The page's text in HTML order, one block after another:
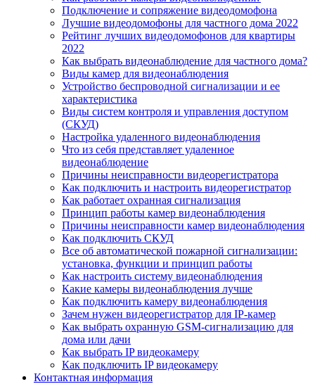
Подключение и сопряжение видеодомофона
Лучшие видеодомофоны для частного дома 2022
Рейтинг лучших видеодомофонов для квартиры
2022
Как выбрать видеонаблюдение для частного дома?
Виды камер для видеонаблюдения
Устройство беспроводной сигнализации и ее
характеристика
Виды систем контроля и управления доступом
(СКУД)
Настройка удаленного видеонаблюдения
Что из себя представляет удаленное
видеонаблюдение
Причины неисправности видеорегистратора
Как подключить и настроить видеорегистратор
Как работает охранная сигнализация
Принцип работы камер видеонаблюдения
Причины неисправности камер видеонаблюдения
Как подключить СКУД
Все об автоматической пожарной сигнализации:
установка, функции и принцип работы
Как настроить систему видеонаблюдения
Какие камеры видеонаблюдения лучше
Как подключить камеру видеонаблюдения
Зачем нужен видеорегистратор для IP-камер
Как выбрать охранную GSM-сигнализацию для
дома или дачи
Как выбрать IP видеокамеру
Как подключить IP видеокамеру
Контактная информация